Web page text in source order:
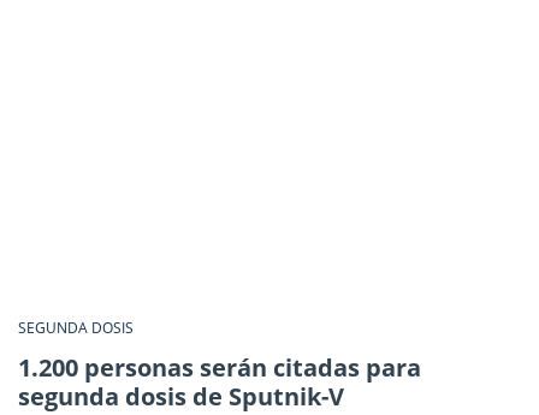
SEGUNDA DOSIS
1.200 personas serán citadas para
segunda dosis de Sputnik-V